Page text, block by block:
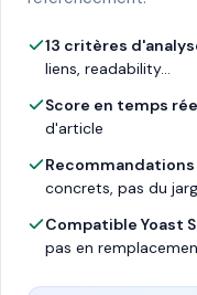
13 critères
liens, readability...
Score en temps
d'article
concrets, pas du
Compatible Yoast
pas en